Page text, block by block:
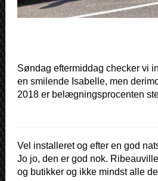
Søndag eftermiddag checker vi
en smilende Isabelle, men
2018 er belægningsprocenten
Vel installeret og efter en god
Jo jo, den er god nok.
og butikker og ikke mindst alle